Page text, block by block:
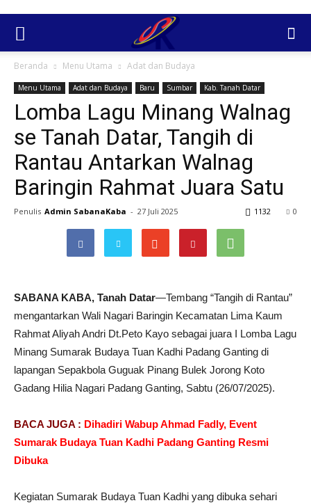
Beranda Menu Utama Adat dan Budaya
Menu Utama Adat dan Budaya Baru Sumbar Kab. Tanah Datar
Lomba Lagu Minang Walnag
se Tanah Datar, Tangih di
Rantau Antarkan Walnag
Baringin Rahmat Juara Satu
Penulis Admin SabanaKaba - 27 Juli 2025 0
1132
SABANA KABA, Tanah Datar—Tembang “Tangih di Rantau”
mengantarkan Wali Nagari Baringin Kecamatan Lima Kaum
Rahmat Aliyah Andri Dt.Peto Kayo sebagai juara I Lomba Lagu
Minang Sumarak Budaya Tuan Kadhi Padang Ganting di
lapangan Sepakbola Guguak Pinang Bulek Jorong Koto
Gadang Hilia Nagari Padang Ganting, Sabtu (26/07/2025).
BACA JUGA : Dihadiri Wabup Ahmad Fadly, Event
Sumarak Budaya Tuan Kadhi Padang Ganting Resmi
Dibuka
Kegiatan Sumarak Budaya Tuan Kadhi yang dibuka sehari